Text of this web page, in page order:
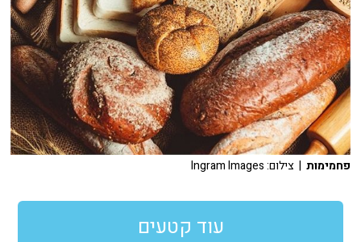
פחמימות | צילום: Ingram Images
עוד קטעים